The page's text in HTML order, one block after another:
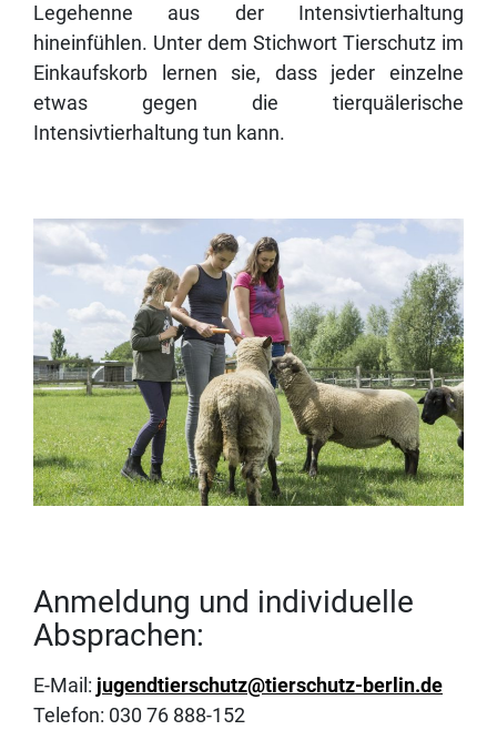
Legehenne aus der Intensivtierhaltung
hineinfühlen. Unter dem Stichwort Tierschutz im
Einkaufskorb lernen sie, dass jeder einzelne
etwas gegen die tierquälerische
Intensivtierhaltung tun kann.
Anmeldung und individuelle
Absprachen:
E-Mail: jugendtierschutz@tierschutz-berlin.de
Telefon: 030 76 888-152